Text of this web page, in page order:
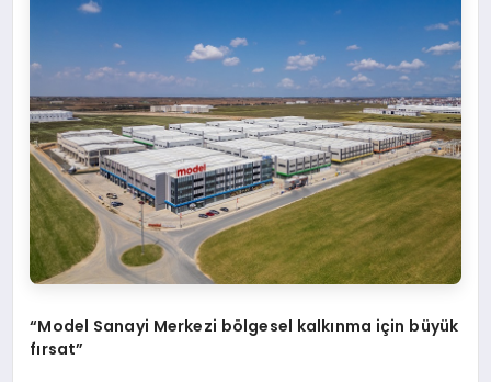
“Model Sanayi Merkezi bölgesel kalkınma için büyük
fırsat”